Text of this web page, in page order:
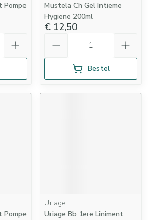
Pompe
Mustela Ch Gel Intieme
Hygiene 200ml
€ 12,50
Bestel
Pompe
Uriage
Uriage Bb 1ere Liniment